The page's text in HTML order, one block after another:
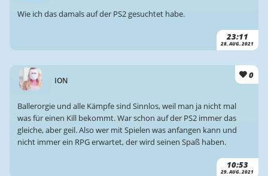
23:11
28. AUG. 2021
Wie ich das damals auf der PS2 gesuchtet habe.
ION
0
10:53
29. AUG. 2021
Ballerorgie und alle Kämpfe sind Sinnlos, weil man ja nicht mal
was für einen Kill bekommt. War schon auf der PS2 immer das
gleiche, aber geil. Also wer mit Spielen was anfangen kann und
nicht immer ein RPG erwartet, der wird seinen Spaß haben.